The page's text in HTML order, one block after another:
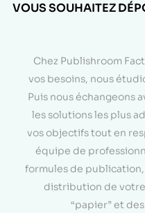
VOUS SOUHAITEZ
Chez Publishroom
vos besoins, nous
Puis nous échangeons
les solutions les plus
vos objectifs tout en
équipe de
formules de
distribution de
“papier” et